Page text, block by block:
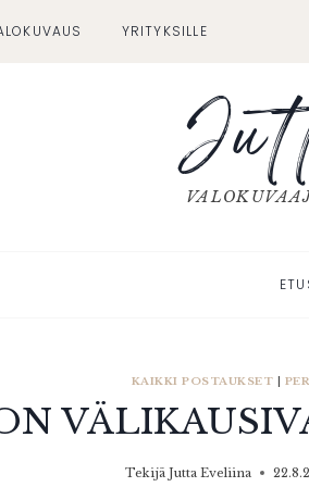
YRITYKSILLE
KAIKKI POSTAUKSET |
Tekijä Jutta Eveliina